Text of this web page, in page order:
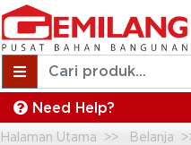
Need Help?
Halaman Utama Belanja